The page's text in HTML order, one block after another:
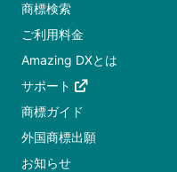
商標検索
ご利用料金
Amazing DXとは
サポート
商標ガイド
外国商標出願
お知らせ